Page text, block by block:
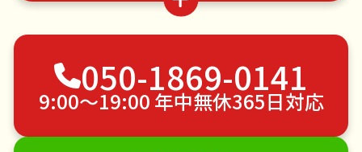
波板張替え
場所取り代行
遺品整理・生前整理
ベランダ掃除
不用品回収
ゴミ屋敷片付け
植木の剪定
植木の伐採
手すり取り付け
ペットのお世話
エアコンクリーニング
DIY・日曜大工
ハウスクリーニング
050-1869-0141
9:00〜19:00 年中無休365日対応